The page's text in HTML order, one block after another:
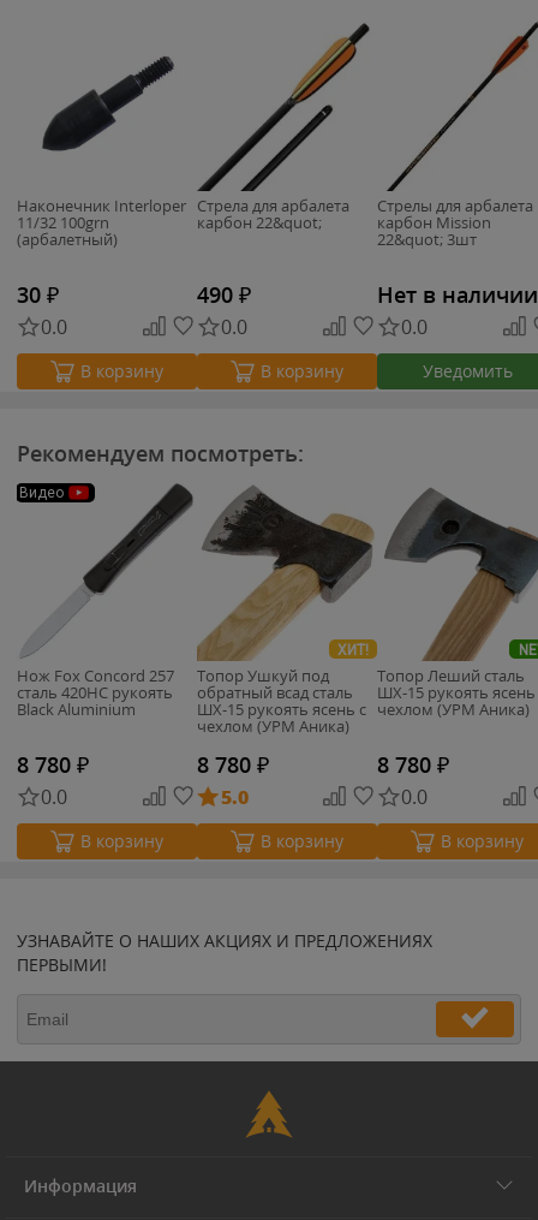
Наконечник Interloper
11/32 100grn
(арбалетный)
30 ₽
0.0
В корзину
Стрела для арбалета
карбон 22&quot;
490 ₽
0.0
В корзину
Стрелы для арбалета
карбон Mission
22&quot; 3шт
Нет в наличии
0.0
Уведомить
Рекомендуем посмотреть:
Видео
Нож Fox Concord 257
сталь 420HC рукоять
Black Aluminium
8 780 ₽
0.0
В корзину
ХИТ!
Топор Ушкуй под
обратный всад сталь
ШХ-15 рукоять ясень с
чехлом (УРМ Аника)
8 780 ₽
5.0
В корзину
Топор Леший сталь
ШХ-15 рукоять ясень
чехлом (УРМ Аника)
8 780 ₽
0.0
В корзину
УЗНАВАЙТЕ О НАШИХ АКЦИЯХ И ПРЕДЛОЖЕНИЯХ
ПЕРВЫМИ!
Информация